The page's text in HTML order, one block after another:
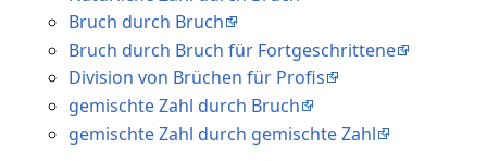
Bruch durch Bruch
Bruch durch Bruch für Fortgeschrittene
Division von Brüchen für Profis
gemischte Zahl durch Bruch
gemischte Zahl durch gemischte Zahl